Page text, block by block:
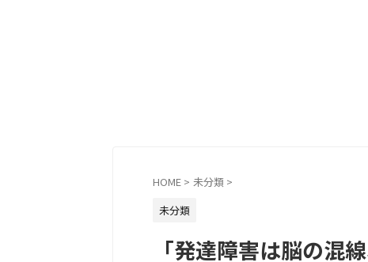
HOME > 未分類 >
未分類
「発達障害は脳の混